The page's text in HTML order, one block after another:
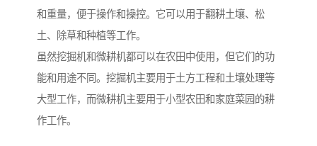
和重量，便于操作和操控。它可以用于翻耕土壤、松
土、除草和种植等工作。
虽然挖掘机和微耕机都可以在农田中使用，但它们的功
能和用途不同。挖掘机主要用于土方工程和土壤处理等
大型工作，而微耕机主要用于小型农田和家庭菜园的耕
作工作。